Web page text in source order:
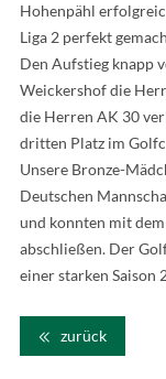
Hohenpähl
Liga 2 perfekt
Den Aufstieg knapp
Weickershof die
die Herren AK 30
dritten Platz im
Unsere Bronze-
Deutschen
und konnten mit
abschließen. Der
einer starken Saison
zurück